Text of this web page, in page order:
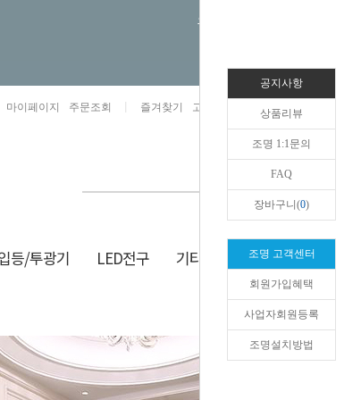
오늘하루 열지않음
마이페이지 주문조회 즐겨찾기 고객센터 카카오톡채널/상담
등/투광기 LED전구 기타/잡화 생활/건강
현관/센서>센서등
공지사항
상품리뷰
조명 1:1문의
FAQ
장바구니(0)
조명 고객센터
회원가입혜택
사업자회원등록
조명설치방법